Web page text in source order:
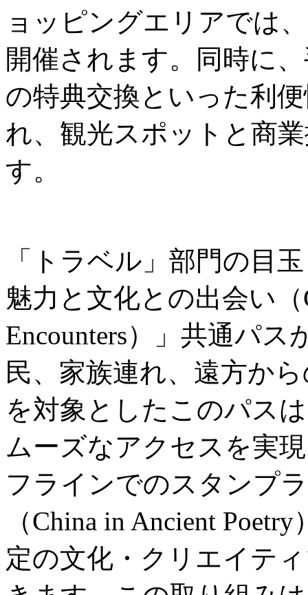
ョッピングエリアでは
開催されます。同時に
の特典交換といった利
れ、観光スポットと商
す。
「トラベル」部門の目
魅力と文化との出会い（
Encounters）」共通パ
民、家族連れ、遠方か
を対象としたこのパス
ムーズなアクセスを実
フラインでのスタンプ
（China in Ancient
定の文化・クリエイテ